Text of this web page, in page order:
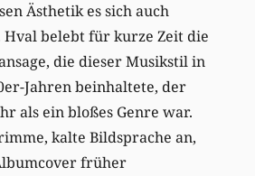
Ästhetik es sich auch
belebt für kurze Zeit die
die dieser Musikstil in
Jahren beinhaltete, der
als ein bloßes Genre war.
kalte Bildsprache an,
früher